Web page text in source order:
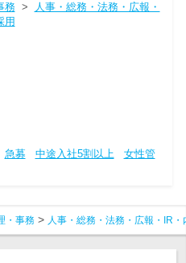
務>
人事・総務・法務・広報・
用
急募 中途入社5割以上
女性管
・事務 人事・総務・法務・広報・IR・